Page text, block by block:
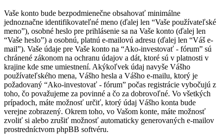
Vaše konto bude bezpodmienečne obsahovať minimálne
jednoznačne identifikovateľné meno (ďalej len “Vaše používateľské
meno”), osobné heslo pre prihlásenie sa na Vaše konto (ďalej len
“Vaše heslo”) a osobnú, platnú e-mailovú adresu (ďalej len “Váš e-
mail”). Vaše údaje pre Vaše konto na “Ako-investovať - fórum” sú
chránené zákonom na ochranu údajov a dát, ktoré sú v platnosti v
krajine kde sme umiestnení. Akýkoľvek údaj navyše Vášho
používateľského mena, Vášho hesla a Vášho e-mailu, ktorý je
požadovaný “Ako-investovať - fórum” počas registrácie vybočujú z
toho, čo považujeme za povinné a čo za dobrovoľné. Vo všetkých
prípadoch, máte možnosť určiť, ktorý údaj Vášho konta bude
verejne zobrazený. Okrem toho, vo Vašom konte, máte možnosť
zvoliť si alebo zrušiť možnosť automaticky generovaných e-mailov
prostredníctvom phpBB softvéru.